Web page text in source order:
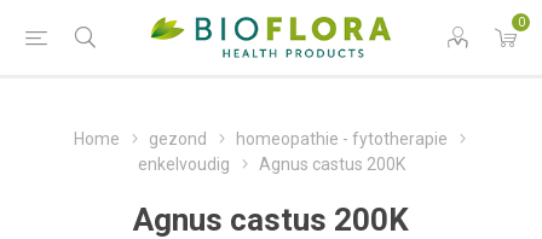
0
Home gezond
homeopathie - fytotherapie
enkelvoudig
Agnus castus 200K
Agnus castus 200K